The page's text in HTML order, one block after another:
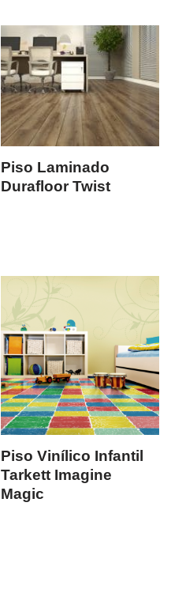
Piso Laminado
Durafloor Twist
Piso Vinílico Infantil
Tarkett Imagine
Magic